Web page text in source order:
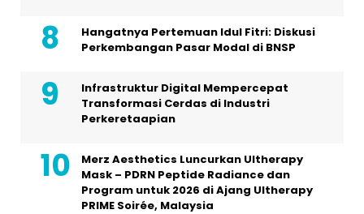
Hangatnya Pertemuan Idul Fitri: Diskusi
Perkembangan Pasar Modal di BNSP
Infrastruktur Digital Mempercepat
Transformasi Cerdas di Industri
Perkeretaapian
Merz Aesthetics Luncurkan Ultherapy
Mask – PDRN Peptide Radiance dan
Program untuk 2026 di Ajang Ultherapy
PRIME Soirée, Malaysia